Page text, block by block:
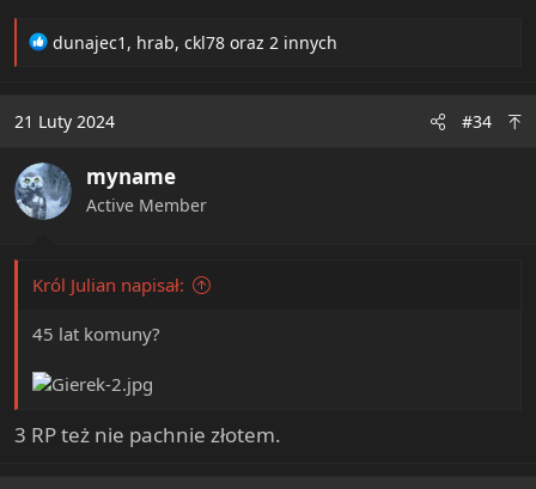
R
t
o
n
s
dunajec1 , hrab, ckl78 oraz 2 innych
21 Luty 2024 #34
myname
Active Member
Król Julian napisał:
45 lat komuny?
3 RP też nie pachnie złotem.